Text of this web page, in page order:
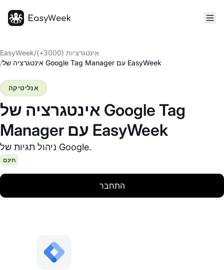
EasyWeek/
אינטגרציות (3000+)
/
אינטגרציה של Google Tag Manager עם EasyWeek
אינטגרציה של Google Tag
Manager עם EasyWeek
ניהול תגיות של Google.
אנליטיקה
חינם
התחבר